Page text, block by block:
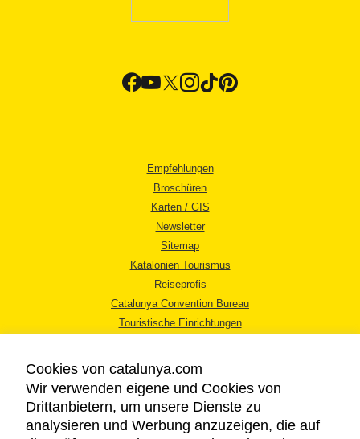
Empfehlungen
Broschüren
Karten / GIS
Newsletter
Sitemap
Katalonien Tourismus
Reiseprofis
Catalunya Convention Bureau
Touristische Einrichtungen
Cookies von catalunya.com
Wir verwenden eigene und Cookies von
Drittanbietern, um unsere Dienste zu
analysieren und Werbung anzuzeigen, die auf